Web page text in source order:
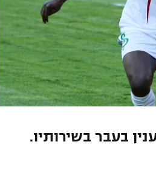
בעבר בשירותיו.